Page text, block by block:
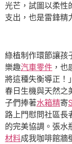
光芒，試圖以柔性
支出，也是雷鋒精
綠植制作環節讓孩
樂趣汽車零件 ，
將這種失衡導正！
春日生機與天然之
子們捧著水箱精寄
路上門慰問社區長
的完美協調。張水
材料成我咖啡館牆